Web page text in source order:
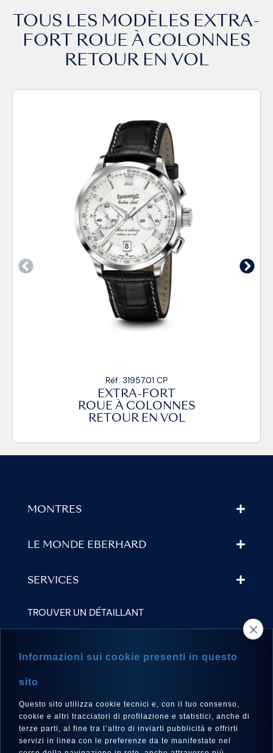
TOUS LES MODÈLES EXTRA-
FORT ROUE À COLONNES
RETOUR EN VOL
Réf. 31957.01 CP
EXTRA-FORT
ROUE À COLONNES
RETOUR EN VOL
MONTRES
LE MONDE EBERHARD
SERVICES
TROUVER UN DÉTAILLANT
Français
Informazioni sui cookie presenti in questo
sito
Questo sito utilizza cookie tecnici e, con il tuo consenso,
cookie e altri tracciatori di profilazione e statistici, anche di
terze parti, al fine tra l’altro di inviarti pubblicità e offrirti
servizi in linea con le preferenze da te manifestate nel